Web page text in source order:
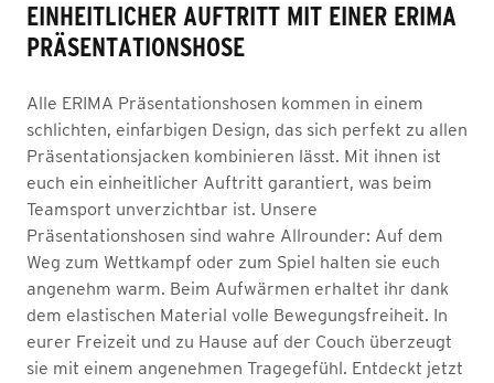
EINHEITLICHER AUFTRITT MIT EINER ERIMA
PRÄSENTATIONSHOSE
Alle ERIMA Präsentationshosen kommen in einem
schlichten, einfarbigen Design, das sich perfekt zu allen
Präsentationsjacken kombinieren lässt. Mit ihnen ist
euch ein einheitlicher Auftritt garantiert, was beim
Teamsport unverzichtbar ist. Unsere
Präsentationshosen sind wahre Allrounder: Auf dem
Weg zum Wettkampf oder zum Spiel halten sie euch
angenehm warm. Beim Aufwärmen erhaltet ihr dank
dem elastischen Material volle Bewegungsfreiheit. In
eurer Freizeit und zu Hause auf der Couch überzeugt
sie mit einem angenehmen Tragegefühl. Entdeckt jetzt